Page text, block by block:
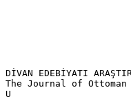
DİVAN EDEBİYATI
The Journal of
U